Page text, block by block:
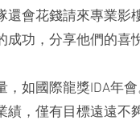
還會花錢請來專業影
成功，分享他們的喜
，如國際龍獎IDA年
績，僅有目標遠遠